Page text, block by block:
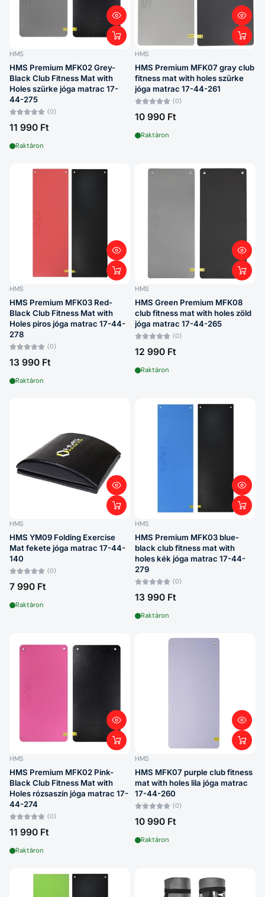
HMS
HMS Premium MFK02 Grey-
Black Club Fitness Mat with
Holes szürke jóga matrac 17-
44-275
(0)
11 990 Ft
Raktáron
HMS
HMS Premium MFK07 gray club
fitness mat with holes szürke
jóga matrac 17-44-261
(0)
10 990 Ft
Raktáron
HMS
HMS Premium MFK03 Red-
Black Club Fitness Mat with
Holes piros jóga matrac 17-44-
278
(0)
13 990 Ft
Raktáron
HMS
HMS Green Premium MFK08
club fitness mat with holes zöld
jóga matrac 17-44-265
(0)
12 990 Ft
Raktáron
HMS
HMS YM09 Folding Exercise
Mat fekete jóga matrac 17-44-
140
(0)
7 990 Ft
Raktáron
HMS
HMS Premium MFK03 blue-
black club fitness mat with
holes kék jóga matrac 17-44-
279
(0)
13 990 Ft
Raktáron
HMS
HMS Premium MFK02 Pink-
Black Club Fitness Mat with
Holes rózsaszín jóga matrac 17-
44-274
(0)
11 990 Ft
Raktáron
HMS
HMS MFK07 purple club fitness
mat with holes lila jóga matrac
17-44-260
(0)
10 990 Ft
Raktáron